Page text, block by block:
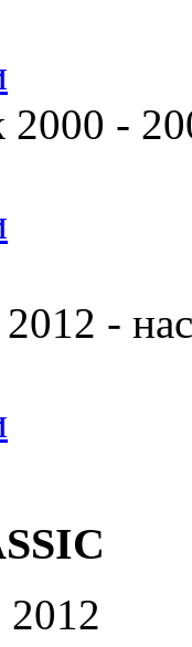
2000 -
2012 -
2012